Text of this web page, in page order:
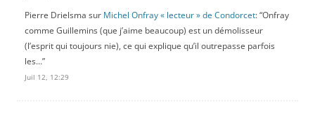
Pierre Drielsma sur Michel Onfray « lecteur » de Condorcet: “Onfray
comme Guillemins (que j’aime beaucoup) est un démolisseur
(l’esprit qui toujours nie), ce qui explique qu’il outrepasse parfois
les…”
Juil 12, 12:29